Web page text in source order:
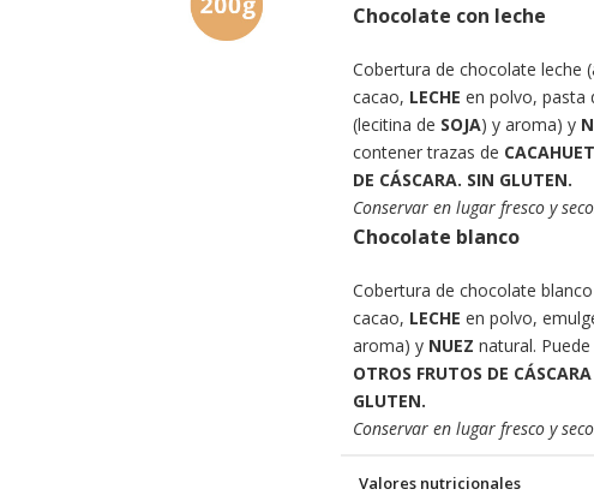
Chocolate con leche
Cobertura de chocolate leche
cacao, LECHE en polvo, pasta
(lecitina de SOJA) y aroma) y
contener trazas de
DE CÁSCARA. SIN GLUTEN.
Conservar en lugar fresco y
Chocolate blanco
Cobertura de chocolate
cacao, LECHE en polvo,
aroma) y NUEZ natural.
OTROS FRUTOS DE
GLUTEN.
Conservar en lugar fresco y
Valores nutricionales